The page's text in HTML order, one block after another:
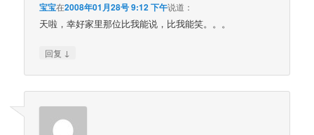
宝宝在2008年01月28号 9:12 下午说道：
天啦，幸好家里那位比我能说，比我能笑。。。
回复 ↓